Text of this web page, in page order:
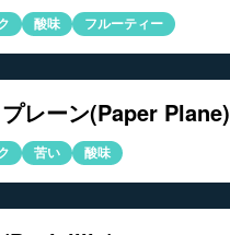
酸味 フルーティー
レーン(Paper Plane)
苦い 酸味